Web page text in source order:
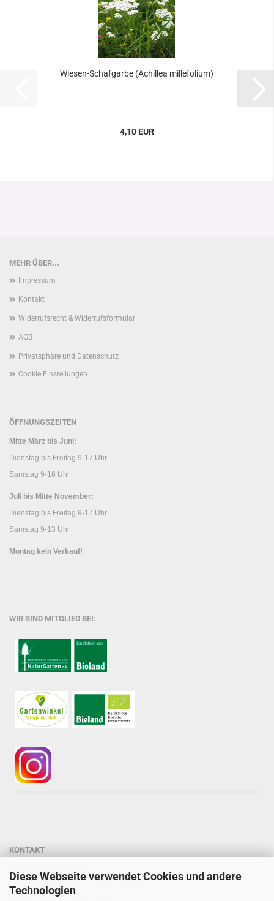
Diese Webseite verwendet Cookies und andere
Technologien
Wiesen-Schafgarbe (Achillea millefolium)
4,10 EUR
MEHR ÜBER...
Impressum
Kontakt
Widerrufsrecht & Widerrufsformular
AGB
Privatsphäre und Datenschutz
Cookie Einstellungen
ÖFFNUNGSZEITEN
Mitte März bis Juni:
Dienstag bis Freitag 9-17 Uhr
Samstag 9-16 Uhr
Juli bis Mitte November:
Dienstag bis Freitag 9-17 Uhr
Samstag 9-13 Uhr
Montag kein Verkauf!
WIR SIND MITGLIED BEI:
KONTAKT
Dipl.-Ing. Susanne Spatz-Behmenburg